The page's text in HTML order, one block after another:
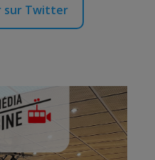
sur Twitter